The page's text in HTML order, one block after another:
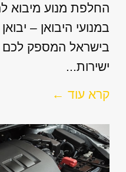
החלפת מנוע מיבוא
במנועי היבואן –
בישראל המספק לכם
ישירות...
קרא עוד ←